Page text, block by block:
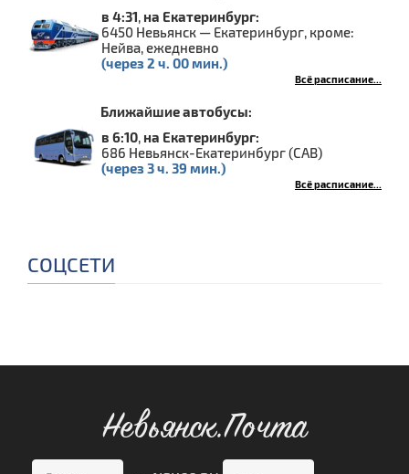
в 4:31, на Екатеринбург:
6450 Невьянск — Екатеринбург, кроме:
Нейва, ежедневно
(через 2 ч. 00 мин.)
Всё расписание...
Ближайшие автобусы:
в 6:10, на Екатеринбург:
686 Невьянск-Екатеринбург (САВ)
(через 3 ч. 39 мин.)
Всё расписание...
СОЦСЕТИ
Невьянск.Почта